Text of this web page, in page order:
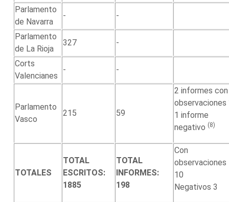
Parlamento
de Navarra
- -
Parlamento
de La Rioja
327 -
Corts
Valencianes
- -
Parlamento
Vasco
215 59
2 informes con
observaciones
1 informe
negativo (8)
TOTALES
TOTAL
ESCRITOS:
1885
TOTAL
INFORMES:
198
Con
observaciones
10
Negativos 3